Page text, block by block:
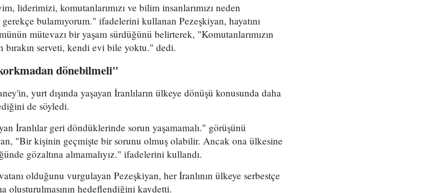
liderimizi, komutanlarımızı ve bilim insanlarımızı neden
bulamıyorum." ifadelerini kullanan Pezeşkiyan, hayatını
mütevazı bir yaşam sürdüğünü belirterek, "Komutanlarımızın
bırakın serveti, kendi evi bile yoktu." dedi.
dönebilmeli"
yurt dışında yaşayan İranlıların ülkeye dönüşü konusunda daha
de söyledi.
İranlılar geri döndüklerinde sorun yaşamamalı." görüşünü
"Bir kişinin geçmişte bir sorunu olmuş olabilir. Ancak ona ülkesine
gözaltına almamalıyız." ifadelerini kullandı.
olduğunu vurgulayan Pezeşkiyan, her İranlının ülkeye serbestçe
oluşturulmasının hedeflendiğini kaydetti.